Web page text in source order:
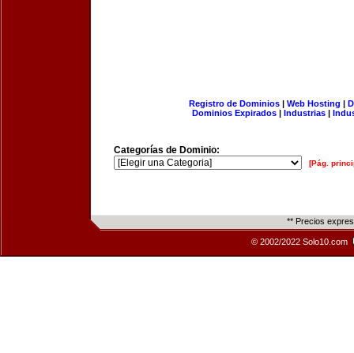
Registro de Dominios| Web Hosting |
Dominios Expirados | Industrias |
Categorías de Dominio:
[Pág.
** Precios
© 2002/2022 Solo10.com